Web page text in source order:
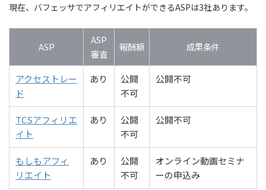
現在、バフェッサでアフィリエイトができるASPは3社あります。
ASP
ASP
審査
報酬額 成果条件
アクセストレー
ド
あり
公開
不可
公開不可
TCSアフィリエ
イト
あり
公開
不可
公開不可
もしもアフィ
リエイト
あり
公開
不可
オンライン動画セミナ
ーの申込み